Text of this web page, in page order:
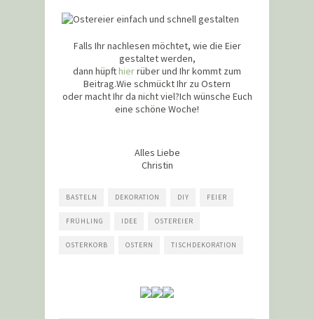
Falls Ihr nachlesen möchtet, wie die Eier
gestaltet werden,
dann hüpfthierrüber und Ihr kommt zum
Beitrag.Wie schmückt Ihr zu Ostern
oder macht Ihr da nicht viel?Ich wünsche Euch
eine schöne Woche!
Alles Liebe
Christin
BASTELN DEKORATION DIY FEIER
FRÜHLING IDEE OSTEREIER
OSTERKORB OSTERN TISCHDEKORATION